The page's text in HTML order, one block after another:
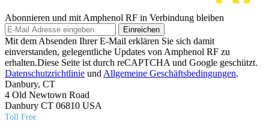
Abonnieren und mit Amphenol RF in Verbindung bleiben
Einreichen
Mit dem Absenden Ihrer E-Mail erklären Sie sich damit
einverstanden, gelegentliche Updates von Amphenol RF zu
erhalten.Diese Seite ist durch reCAPTCHA und Google geschützt.
Datenschutzrichtlinie und Allgemeine Geschäftsbedingungen.
Danbury, CT
4 Old Newtown Road
Danbury CT 06810 USA
Toll Free